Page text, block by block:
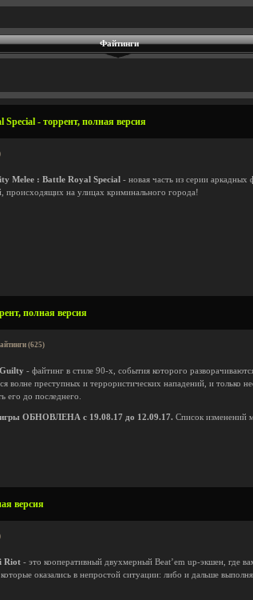
Файтинги
- торрент, полная версия
Melee : Battle Royal Special - новая часть из серии аркадных
происходящих на улицах криминального города!
полная версия
(625)
- файтинг в стиле 90-х, события которого
волне преступных и террористических нападений, и только
его до последнего.
игры ОБНОВЛЕНА с 19.08.17 до 12.09.17. Список изменений
версия
Riot - это кооперативный двухмерный Beat’em up-экшен, где
оказались в непростой ситуации: либо и дальше